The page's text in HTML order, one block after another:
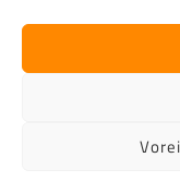
Alle Rechte
Käufer mit voller
Firmen, Vereine,